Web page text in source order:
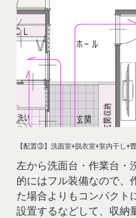
【配置③】洗面室+脱衣室+室内干し+
左から洗面台・作業台・
的にはフル装備なので、
た場合よりもコンパクト
設置するなどして、収納